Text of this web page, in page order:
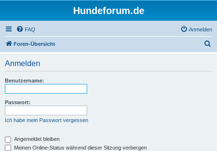
Hundeforum.de
FAQ Anmelden
Foren-Übersicht
Anmelden
Benutzername:
Passwort:
Ich habe mein Passwort vergessen
Angemeldet bleiben
Meinen Online-Status während dieser Sitzung verbergen